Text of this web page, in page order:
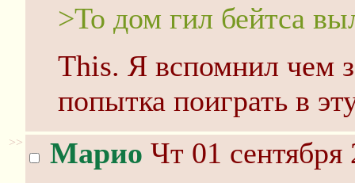
>То дом гил бейтса
This. Я вспомнил чем
попытка поиграть в
>> Марио Чт 01